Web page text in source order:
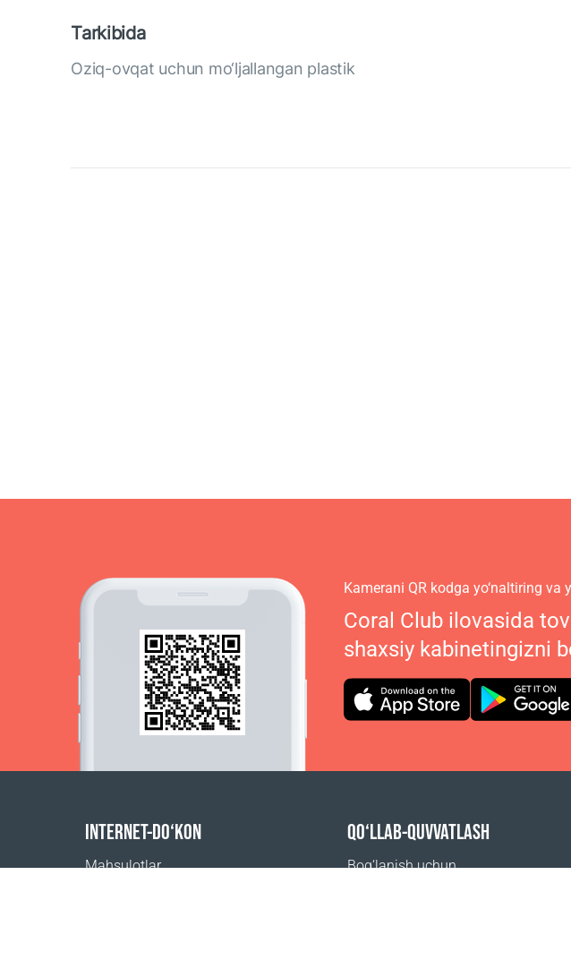
Tarkibida
Oziq-ovqat uchun mo‘ljallangan plastik
Kamerani QR kodga yo‘naltiring va
Coral Club ilovasida
shaxsiy kabinetingizni
INTERNET-DO‘KON
Mahsulotlar
QO‘LLAB-QUVVATLASH
Bog‘lanish uchun